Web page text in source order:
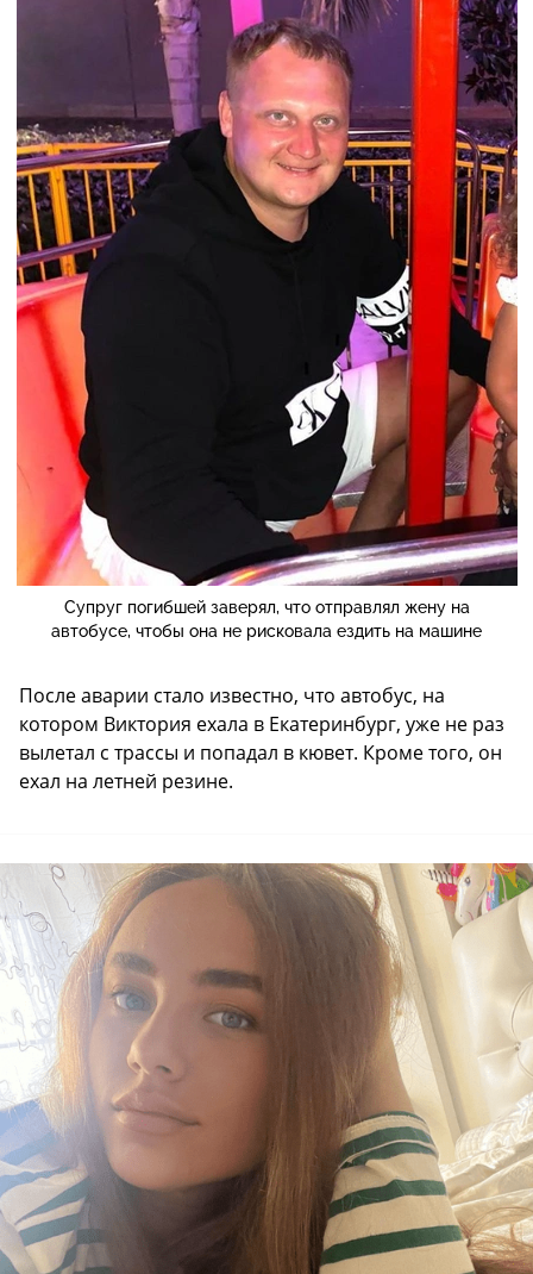
Супруг погибшей заверял, что отправлял жену на
автобусе, чтобы она не рисковала ездить на машине
После аварии стало известно, что автобус, на
котором Виктория ехала в Екатеринбург, уже не раз
вылетал с трассы и попадал в кювет. Кроме того, он
ехал на летней резине.